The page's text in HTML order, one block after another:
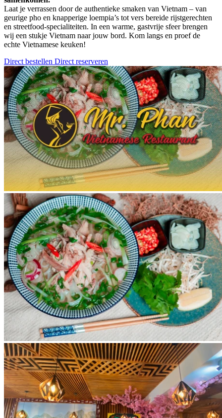
Laat je verrassen door de authentieke smaken van Vietnam – van
geurige pho en knapperige loempia’s tot vers bereide rijstgerechten
en streetfood-specialiteiten. In een warme, gastvrije sfeer brengen
wij een stukje Vietnam naar jouw bord. Kom langs en proef de
echte Vietnamese keuken!
Direct bestellen Direct reserveren